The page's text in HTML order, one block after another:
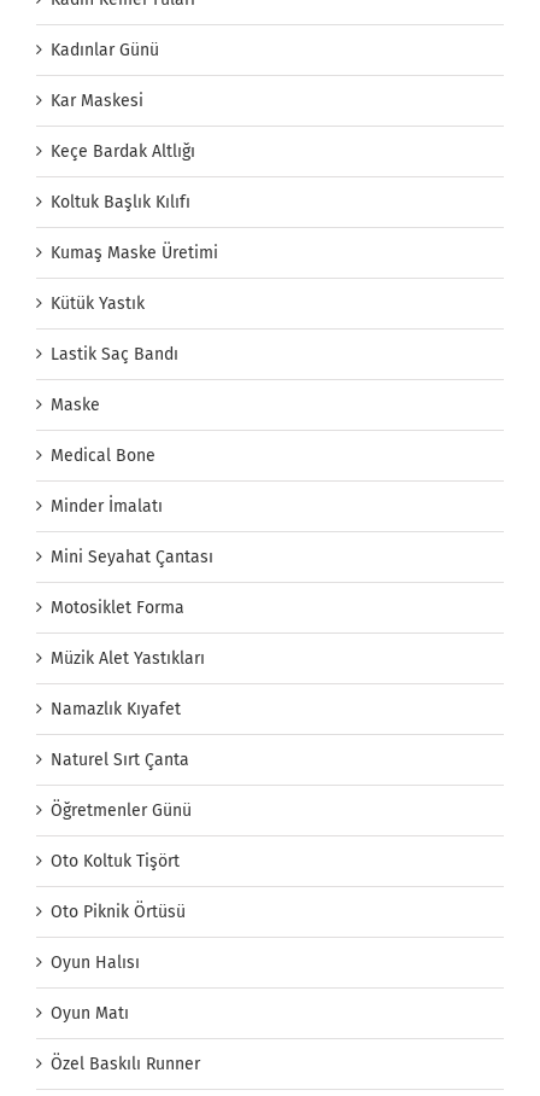
Kadınlar Günü
Kar Maskesi
Keçe Bardak Altlığı
Koltuk Başlık Kılıfı
Kumaş Maske Üretimi
Kütük Yastık
Lastik Saç Bandı
Maske
Medical Bone
Minder İmalatı
Mini Seyahat Çantası
Motosiklet Forma
Müzik Alet Yastıkları
Namazlık Kıyafet
Naturel Sırt Çanta
Öğretmenler Günü
Oto Koltuk Tişört
Oto Piknik Örtüsü
Oyun Halısı
Oyun Matı
Özel Baskılı Runner